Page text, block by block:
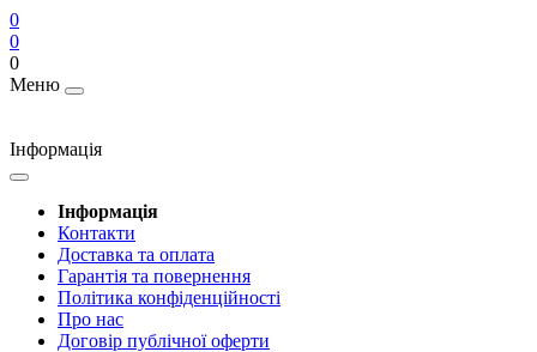
0
0
0
Меню
Інформація
Інформація
Контакти
Доставка та оплата
Гарантія та повернення
Політика конфіденційності
Про нас
Договір публічної оферти